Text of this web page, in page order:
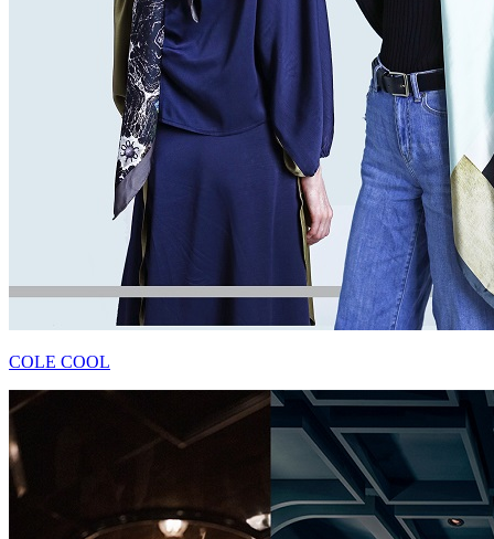
COLE COOL